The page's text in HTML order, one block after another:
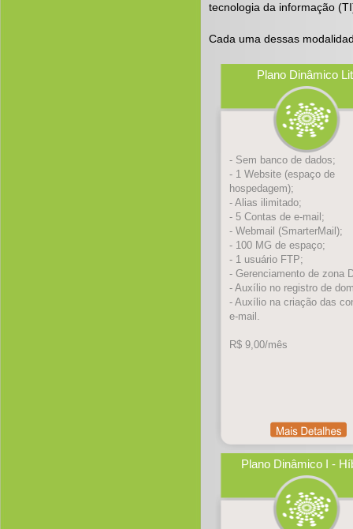
tecnologia da informação
Cada uma dessas
Plano Dinâmico
- Sem banco de dados;
- 1 Website (espaço de
hospedagem);
- Alias ilimitado;
- 5 Contas de e-mail;
- Webmail (SmarterMail);
- 100 MG de espaço;
- 1 usuário FTP;
- Gerenciamento de zona
- Auxílio no registro de
- Auxílio na criação das
e-mail.
R$ 9,00/mês
Plano Dinâmico I -